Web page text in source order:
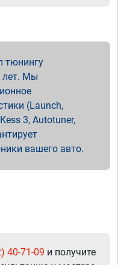
тюнингу
лет. Мы
(Launch,
3, Autotuner,
вашего авто.
40-71-09 и получите